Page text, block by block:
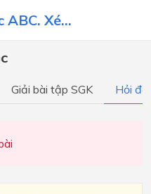
Xé...
Giải bài tập SGK Hỏi